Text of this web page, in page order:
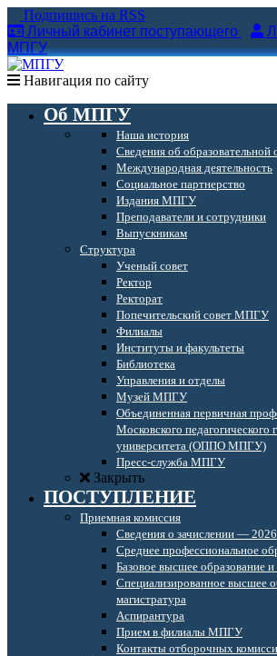
Подпишись на RSS
Личный кабинет поступающего
МПГУ
Навигация по сайту
Об МПГУ
Наша история
Сведения об образовательной
Международная деятельность
Социальное партнерство
Издания МПГУ
Преподаватели и сотрудники
Выпускникам
Структура
Ученый совет
Ректор
Ректорат
Попечительский совет МПГУ
Филиалы
Институты и факультеты
Библиотека
Управления и отделы
Музей МПГУ
Объединенная первичная
Московского педагогического
университета (ОППО МПГУ)
Пресс-служба МПГУ
Закрыть
ПОСТУПЛЕНИЕ
Приемная комиссия
Сведения о зачислении — 2026
Среднее профессиональное
Базовое высшее образование и
Специализированное высшее
магистратура
Аспирантура
Прием в филиалы МПГУ
Контакты отборочных